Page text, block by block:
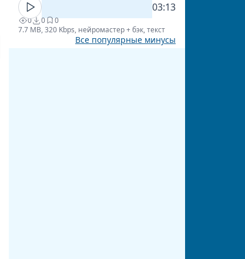
03:13
0 0
0
7.7 MB, 320 Kbps, нейромастер + бэк, текст
Все популярные минусы